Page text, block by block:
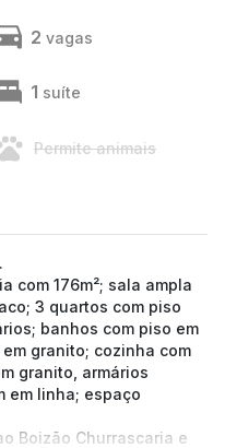
2 vagas
1 suíte
Permite animais
com 176m²; sala ampla
3 quartos com piso
banhos com piso em
granito; cozinha com
granito, armários
em linha; espaço
Boizão Churrascaria e